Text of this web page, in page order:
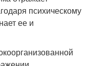
психическому
ее и